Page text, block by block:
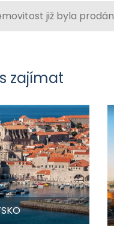
již byla
zajímat